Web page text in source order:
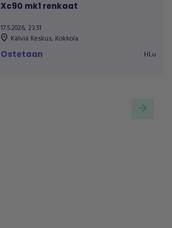
Xc90 mk1 renkaat
17.5.2026, 23.51
location_on Kälviä Keskus, Kokkola
Ostetaan HLu
arrow_forward